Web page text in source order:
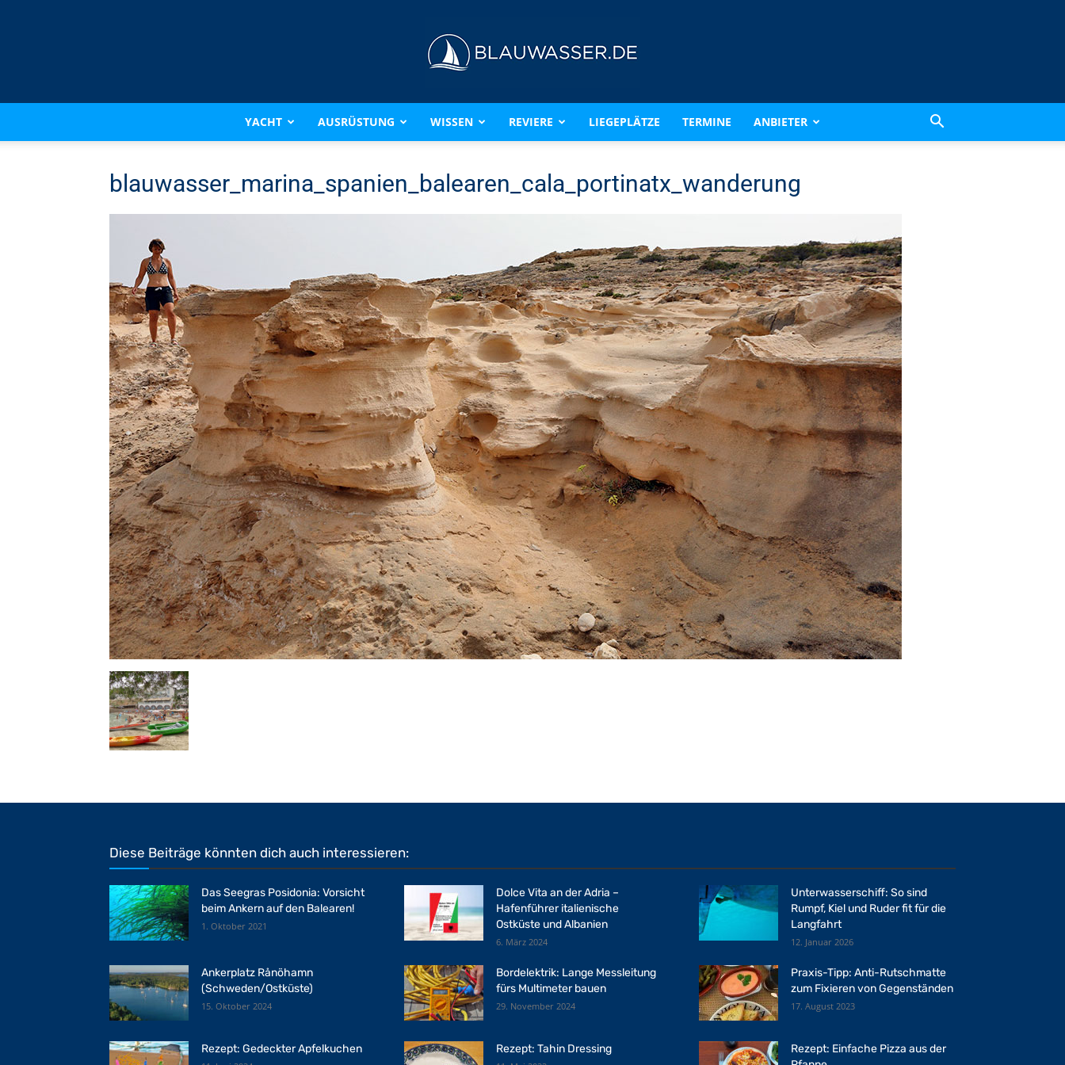
BLAUWASSER.DE
YACHT AUSRÜSTUNG WISSEN REVIERE LIEGEPLÄTZE TERMINE ANBIETER
blauwasser_marina_spanien_balearen_cala_portinatx_wanderung
Diese Beiträge könnten dich auch interessieren:
Das Seegras Posidonia: Vorsicht
beim Ankern auf den Balearen!
1. Oktober 2021
Dolce Vita an der Adria –
Hafenführer italienische
Ostküste und Albanien
6. März 2024
Unterwasserschiff: So sind
Rumpf, Kiel und Ruder fit für die
Langfahrt
12. Januar 2026
Ankerplatz Rånöhamn
(Schweden/Ostküste)
15. Oktober 2024
Bordelektrik: Lange Messleitung
fürs Multimeter bauen
29. November 2024
Praxis-Tipp: Anti-Rutschmatte
zum Fixieren von Gegenständen
17. August 2023
Rezept: Gedeckter Apfelkuchen Rezept: Tahin Dressing
Rezept: Einfache Pizza aus der